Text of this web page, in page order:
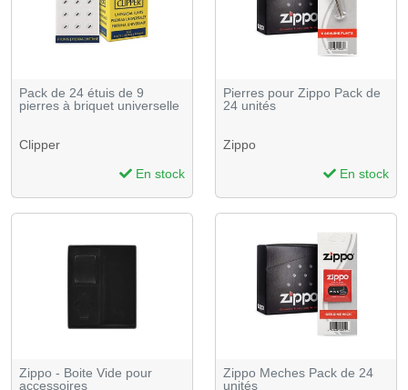
Pack de 24 étuis de 9
pierres à briquet universelle
Clipper
En stock
Pierres pour Zippo Pack de
24 unités
Zippo
En stock
Zippo - Boite Vide pour
accessoires
Zippo Meches Pack de 24
unités